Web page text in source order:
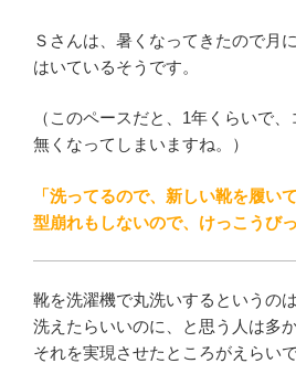
Ｓさんは、暑くなってきたので月
はいているそうです。
（このペースだと、1年くらいで
無くなってしまいますね。）
「洗ってるので、新しい靴を履い
型崩れもしないので、けっこうび
靴を洗濯機で丸洗いするというの
洗えたらいいのに、と思う人は多
それを実現させたところがえらいで